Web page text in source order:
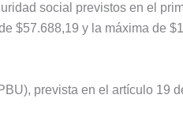
social previstos en el
$57.688,19 y la máxima de
prevista en el artículo 19